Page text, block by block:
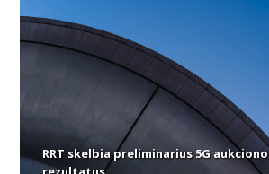
RRT skelbia preliminarius 5G aukciono